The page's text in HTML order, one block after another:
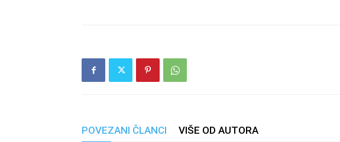
POVEZANI ČLANCI VIŠE OD AUTORA